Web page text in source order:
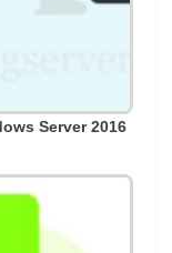
Server 2016